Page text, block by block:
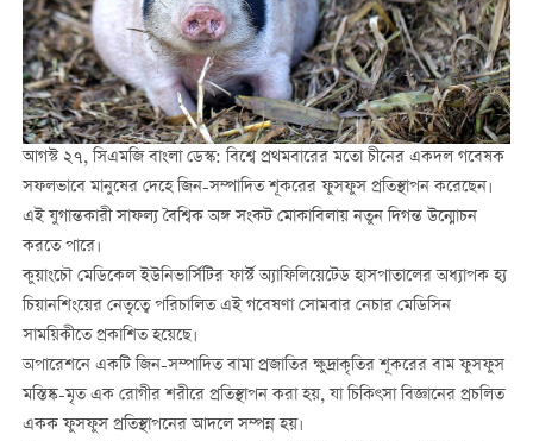
আগস্ট ২৭, সিএমজি বাংলা ডেস্ক: বিশ্বে প্রথমবারের মতো চীনের একদল গবেষক
সফলভাবে মানুষের দেহে জিন-সম্পাদিত শূকরের ফুসফুস প্রতিস্থাপন করেছেন।
এই যুগান্তকারী সাফল্য বৈশ্বিক অঙ্গ সংকট মোকাবিলায় নতুন দিগন্ত উন্মোচন
করতে পারে।
কুয়াংচৌ মেডিকেল ইউনিভার্সিটির ফার্স্ট অ্যাফিলিয়েটেড হাসপাতালের অধ্যাপক হ্য
চিয়ানশিংয়ের নেতৃত্বে পরিচালিত এই গবেষণা সোমবার নেচার মেডিসিন
সাময়িকীতে প্রকাশিত হয়েছে।
অপারেশনে একটি জিন-সম্পাদিত বামা প্রজাতির ক্ষুদ্রাকৃতির শূকরের বাম ফুসফুস
মস্তিষ্ক-মৃত এক রোগীর শরীরে প্রতিস্থাপন করা হয়, যা চিকিৎসা বিজ্ঞানের প্রচলিত
একক ফুসফুস প্রতিস্থাপনের আদলে সম্পন্ন হয়।